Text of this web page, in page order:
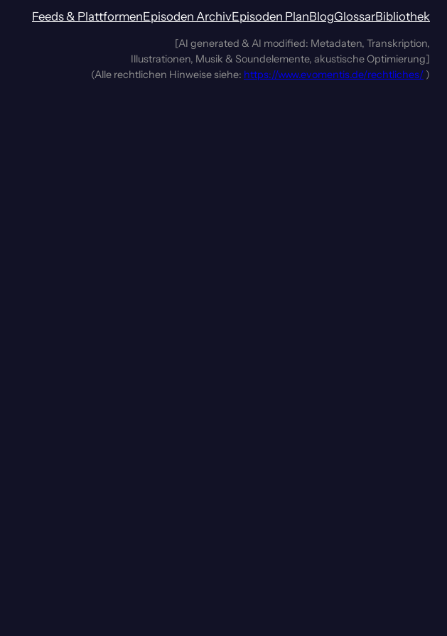
Feeds & PlattformenEpisoden ArchivEpisoden PlanBlogGlossarBibliothek
[AI generated & AI modified: Metadaten, Transkription,
Illustrationen, Musik & Soundelemente, akustische Optimierung]
(Alle rechtlichen Hinweise siehe: https://www.evomentis.de/rechtliches/ )